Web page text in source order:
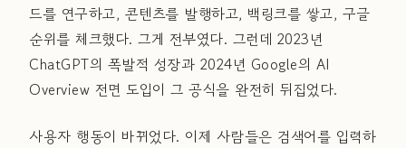
드를 연구하고, 콘텐츠를 발행하고, 백링크를 쌓고, 구글
순위를 체크했다. 그게 전부였다. 그런데 2023년
ChatGPT의 폭발적 성장과 2024년 Google의 AI
Overview 전면 도입이 그 공식을 완전히 뒤집었다.
사용자 행동이 바뀌었다. 이제 사람들은 검색어를 입력하